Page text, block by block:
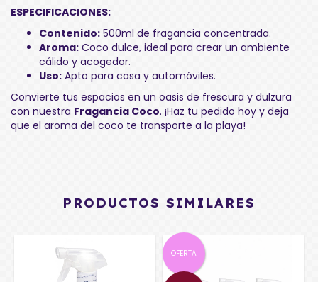
ESPECIFICACIONES:
Contenido: 500ml de fragancia concentrada.
Aroma: Coco dulce, ideal para crear un ambiente
cálido y acogedor.
Uso: Apto para casa y automóviles.
Convierte tus espacios en un oasis de frescura y dulzura
con nuestra Fragancia Coco. ¡Haz tu pedido hoy y deja
que el aroma del coco te transporte a la playa!
PRODUCTOS SIMILARES
OFERTA